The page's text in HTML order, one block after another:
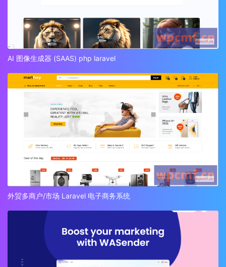
AI 图像生成器 (SAAS) php laravel
外贸多商户/市场 Laravel 电子商务系统